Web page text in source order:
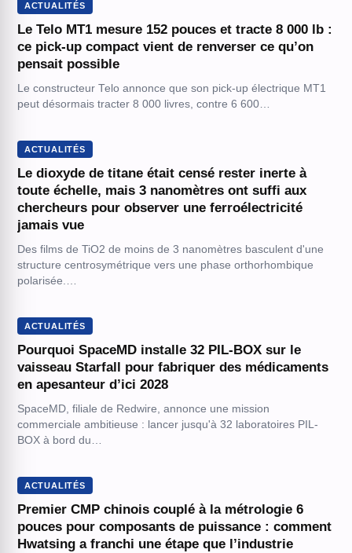
ACTUALITÉS
Le Telo MT1 mesure 152 pouces et tracte 8 000 lb :
ce pick-up compact vient de renverser ce qu’on
pensait possible
Le constructeur Telo annonce que son pick-up électrique MT1
peut désormais tracter 8 000 livres, contre 6 600…
ACTUALITÉS
Le dioxyde de titane était censé rester inerte à
toute échelle, mais 3 nanomètres ont suffi aux
chercheurs pour observer une ferroélectricité
jamais vue
Des films de TiO2 de moins de 3 nanomètres basculent d'une
structure centrosymétrique vers une phase orthorhombique
polarisée.…
ACTUALITÉS
Pourquoi SpaceMD installe 32 PIL-BOX sur le
vaisseau Starfall pour fabriquer des médicaments
en apesanteur d’ici 2028
SpaceMD, filiale de Redwire, annonce une mission
commerciale ambitieuse : lancer jusqu'à 32 laboratoires PIL-
BOX à bord du…
ACTUALITÉS
Premier CMP chinois couplé à la métrologie 6
pouces pour composants de puissance : comment
Hwatsing a franchi une étape que l’industrie